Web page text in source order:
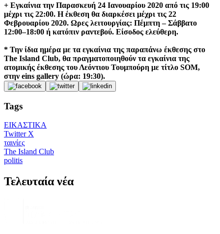
+ Εγκαίνια την Παρασκευή 24 Ιανουαρίου 2020 από τις 19:00
μέχρι τις 22:00. Η έκθεση θα διαρκέσει μέχρι τις 22
Φεβρουαρίου 2020. Ωρες λειτουργίας: Πέμπτη – Σάββατο
12:00–18:00 ή κατόπιν ραντεβού. Είσοδος ελεύθερη.
* Την ίδια ημέρα με τα εγκαίνια της παραπάνω έκθεσης στο
The Island Club, θα πραγματοποιηθούν τα εγκαίνια της
ατομικής έκθεσης του Λεόντιου Τουμπούρη με τίτλο SOM,
στην eins gallery (ώρα: 19:30).
Tags
ΕΙΚΑΣΤΙΚΑ
Twitter X
ταινίες
The Island Club
politis
Τελευταία νέα